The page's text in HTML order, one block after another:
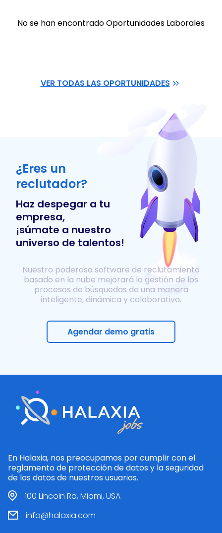
No se han encontrado Oportunidades Laborales
VER TODAS LAS OPORTUNIDADES
¿Eres un
reclutador?
Haz despegar a tu
empresa,
¡súmate a nuestro
universo de talentos!
Nuestro poderoso software de reclutamiento
basado en la nube mejorará la gestión de los
procesos de búsquedas de una manera
inteligente, dinámica y colaborativa.
Agendar demo gratis
En Halaxia, nos preocupamos por cumplir con el
reglamento de protección de datos y la seguridad
de los datos de nuestros usuarios.
100 Lincoln Rd, Miami, USA
info@halaxia.com